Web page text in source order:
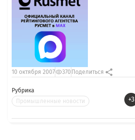
Рубрика
Промышленные новости
+3
10 октября 2007 370 Поделиться